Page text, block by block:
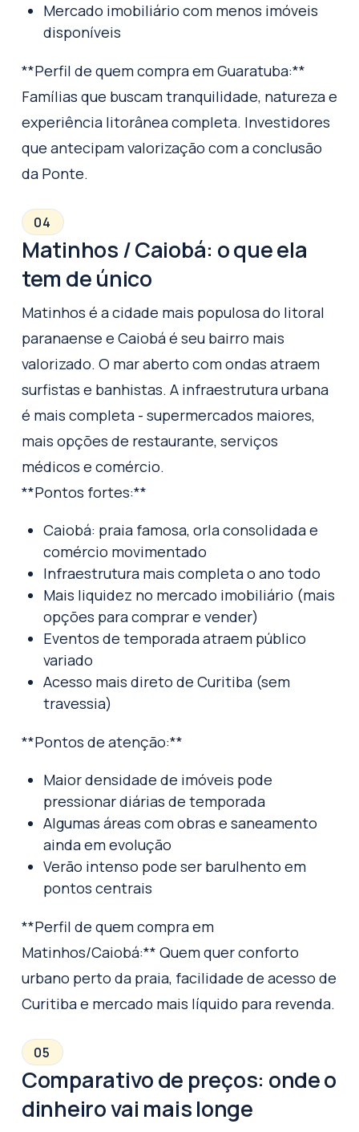
Mercado imobiliário com menos imóveis
disponíveis
**Perfil de quem compra em Guaratuba:**
Famílias que buscam tranquilidade, natureza e
experiência litorânea completa. Investidores
que antecipam valorização com a conclusão
da Ponte.
04
Matinhos / Caiobá: o que ela
tem de único
Matinhos é a cidade mais populosa do litoral
paranaense e Caiobá é seu bairro mais
valorizado. O mar aberto com ondas atraem
surfistas e banhistas. A infraestrutura urbana
é mais completa - supermercados maiores,
mais opções de restaurante, serviços
médicos e comércio.
**Pontos fortes:**
Caiobá: praia famosa, orla consolidada e
comércio movimentado
Infraestrutura mais completa o ano todo
Mais liquidez no mercado imobiliário (mais
opções para comprar e vender)
Eventos de temporada atraem público
variado
Acesso mais direto de Curitiba (sem
travessia)
**Pontos de atenção:**
Maior densidade de imóveis pode
pressionar diárias de temporada
Algumas áreas com obras e saneamento
ainda em evolução
Verão intenso pode ser barulhento em
pontos centrais
**Perfil de quem compra em
Matinhos/Caiobá:** Quem quer conforto
urbano perto da praia, facilidade de acesso de
Curitiba e mercado mais líquido para revenda.
05
Comparativo de preços: onde o
dinheiro vai mais longe